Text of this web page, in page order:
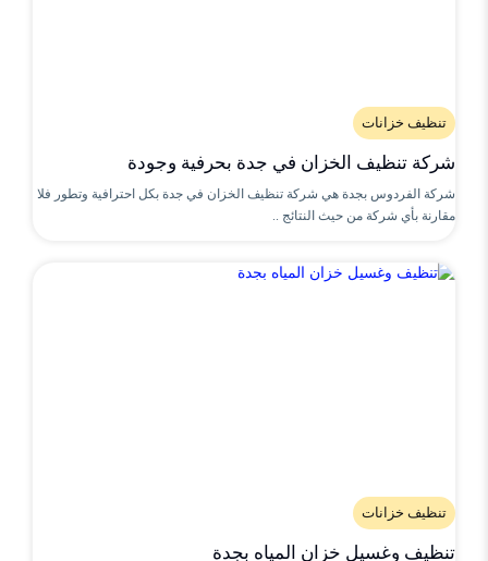
تنظيف خزانات
شركة تنظيف الخزان في جدة بحرفية وجودة
شركة الفردوس بجدة هي شركة تنظيف الخزان في جدة بكل احترافية وتطور فلا
مقارنة بأي شركة من حيث النتائج ..
تنظيف خزانات
تنظيف وغسيل خزان المياه بجدة